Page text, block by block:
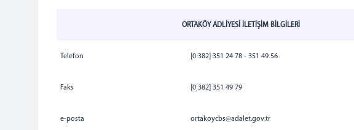
ORTAKÖY ADLİYESİ İLETİŞİM BİLGİLERİ
Telefon [0 382] 351 24 78 - 351 49 56
Faks [0 382] 351 49 79
e-posta ortakoycbs@adalet.gov.tr